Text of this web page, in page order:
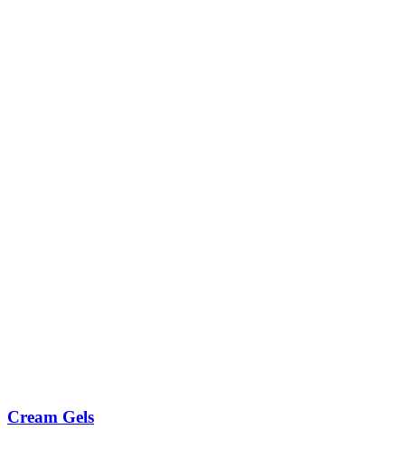
Cream Gels